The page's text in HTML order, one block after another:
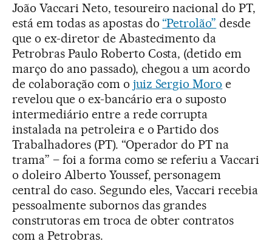
João Vaccari Neto, tesoureiro nacional do PT,
está em todas as apostas do“Petrolão” desde
que o ex-diretor de Abastecimento da
Petrobras Paulo Roberto Costa, (detido em
março do ano passado), chegou a um acordo
de colaboração com o juiz Sergio Moro e
revelou que o ex-bancário era o suposto
intermediário entre a rede corrupta
instalada na petroleira e o Partido dos
Trabalhadores (PT). “Operador do PT na
trama” – foi a forma como se referiu a Vaccari
o doleiro Alberto Youssef, personagem
central do caso. Segundo eles, Vaccari recebia
pessoalmente subornos das grandes
construtoras em troca de obter contratos
com a Petrobras.